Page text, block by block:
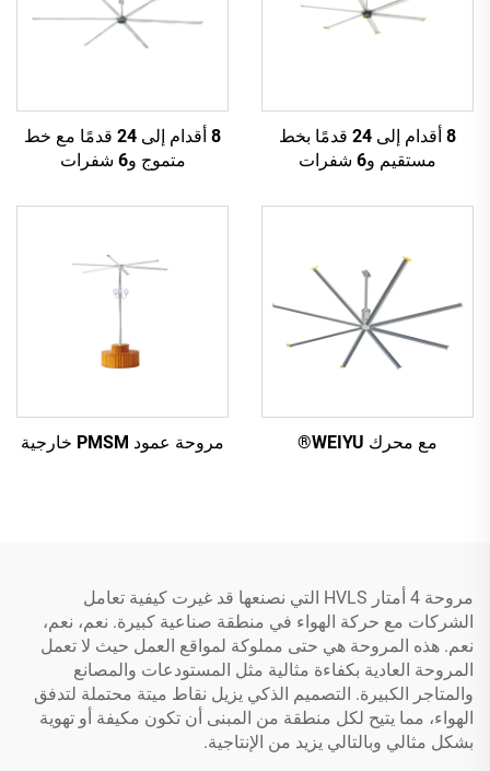
8 أقدام إلى 24 قدمًا بخط
مستقيم و6 شفرات
8 أقدام إلى 24 قدمًا مع خط
متموج و6 شفرات
مع محرك WEIYU® مروحة عمود PMSM خارجية
مروحة 4 أمتار HVLS التي نصنعها قد غيرت كيفية تعامل
الشركات مع حركة الهواء في منطقة صناعية كبيرة. نعم، نعم،
نعم. هذه المروحة هي حتى مملوكة لمواقع العمل حيث لا تعمل
المروحة العادية بكفاءة مثالية مثل المستودعات والمصانع
والمتاجر الكبيرة. التصميم الذكي يزيل نقاط ميتة محتملة لتدفق
الهواء، مما يتيح لكل منطقة من المبنى أن تكون مكيفة أو تهوية
بشكل مثالي وبالتالي يزيد من الإنتاجية.